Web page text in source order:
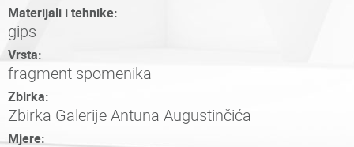
Materijali i tehnike:
gips
Vrsta:
fragment spomenika
Zbirka:
Zbirka Galerije Antuna Augustinčića
Mjere: